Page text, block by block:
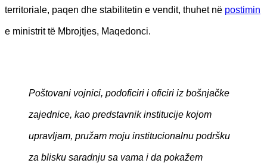
territoriale, paqen dhe stabilitetin e vendit, thuhet në postimin
e ministrit të Mbrojtjes, Maqedonci.
Poštovani vojnici, podoficiri i oficiri iz bošnjačke
zajednice, kao predstavnik institucije kojom
upravljam, pružam moju institucionalnu podršku
za blisku saradnju sa vama i da pokažem